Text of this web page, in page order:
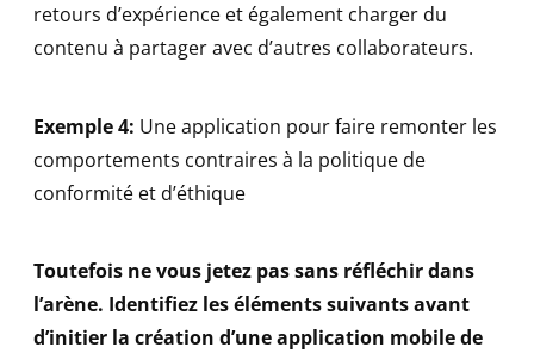
retours d’expérience et également charger du
contenu à partager avec d’autres collaborateurs.
Exemple 4: Une application pour faire remonter les
comportements contraires à la politique de
conformité et d’éthique
Toutefois ne vous jetez pas sans réfléchir dans
l’arène. Identifiez les éléments suivants avant
d’initier la création d’une application mobile de